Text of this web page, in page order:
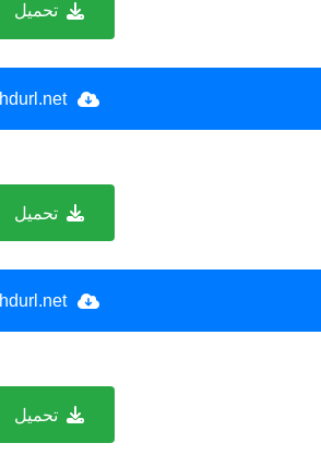
تحميل
hdurl.net
تحميل
hdurl.net
تحميل